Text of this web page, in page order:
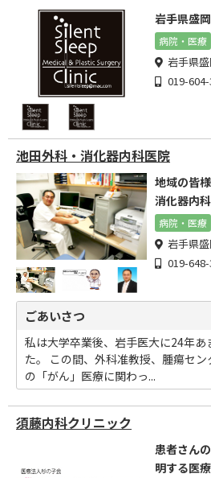
岩手県盛
病院・医療
岩手県
019-
池田外科・消化器内科医院
地域の皆
消化器内
病院・医療
岩手県
019-
ごあいさつ
私は大学卒業後、岩手医大に24年あ
た。 この間、外科准教授、腫瘍セ
の「がん」医療に関わっ...
須藤内科クリニック
患者さん
明する医